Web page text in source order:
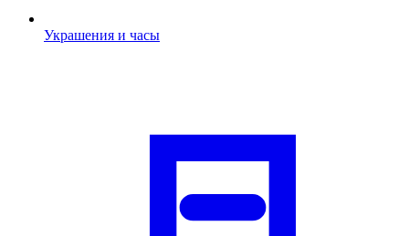
Украшения и часы